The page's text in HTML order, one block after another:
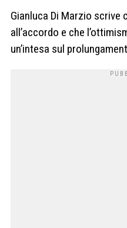
Gianluca Di Marzio scrive
all’accordo e che
un’intesa sul